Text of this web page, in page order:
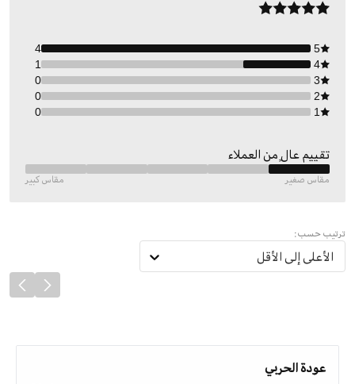
5
4
4
1
3
0
2
0
1
0
تقييم عالٍ من العملاء
مقاس صغير مقاس كبير
ترتيب حسب:
الأعلى إلى الأقل
عودة الحربي